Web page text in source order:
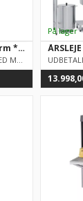
Armatur med spulearm **BESTSELLER** til storkøkkenbrug fra italienske Monolith